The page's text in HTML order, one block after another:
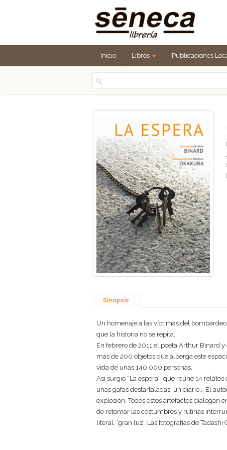
Inicio Libros Publicaciones
Sinopsis
Un homenaje a las víctimas del
que la historia no se repita.
En febrero de 2011 el poeta Arthur Binard
más de 200 objetos que alberga este
vida de unas 140.000 personas.
Así surgió “La espera”, que reúne 14
unas gafas destartaladas, un diario... El
explosión. Todos estos artefactos dialogan
de retomar las costumbres y rutinas
literal, ‘gran luz’. Las fotografías de